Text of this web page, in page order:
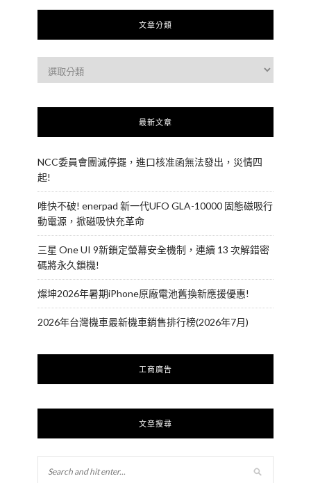
文章分類
最新文章
NCC委員會團滅停擺，進口核准函無法發出，災情四
起!
唯快不破! enerpad 新一代UFO GLA-10000 固態磁吸行
動電源，掀磁吸快充革命
三星 One UI 9新鎖定螢幕安全機制，連續 13 次解錯密
碼將永久鎖機!
燦坤2026年暑期iPhone原廠電池舊換新應援優惠!
2026年台灣機車最新機車銷售排行榜(2026年7月)
工商廣告
文章搜尋